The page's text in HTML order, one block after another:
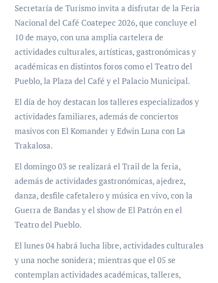
Secretaría de Turismo invita a disfrutar de la Feria
Nacional del Café Coatepec 2026, que concluye el
10 de mayo, con una amplia cartelera de
actividades culturales, artísticas, gastronómicas y
académicas en distintos foros como el Teatro del
Pueblo, la Plaza del Café y el Palacio Municipal.
El día de hoy destacan los talleres especializados y
actividades familiares, además de conciertos
masivos con El Komander y Edwin Luna con La
Trakalosa.
El domingo 03 se realizará el Trail de la feria,
además de actividades gastronómicas, ajedrez,
danza, desfile cafetalero y música en vivo, con la
Guerra de Bandas y el show de El Patrón en el
Teatro del Pueblo.
El lunes 04 habrá lucha libre, actividades culturales
y una noche sonidera; mientras que el 05 se
contemplan actividades académicas, talleres,